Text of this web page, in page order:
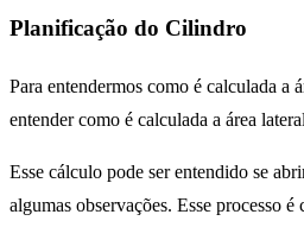
Planificação do Cilindro
Para entendermos como é calculada a
entender como é calculada a área
Esse cálculo pode ser entendido se
algumas observações. Esse processo